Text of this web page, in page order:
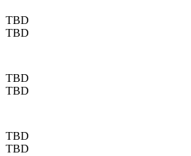
TBD
TBD
TBD
TBD
TBD
TBD